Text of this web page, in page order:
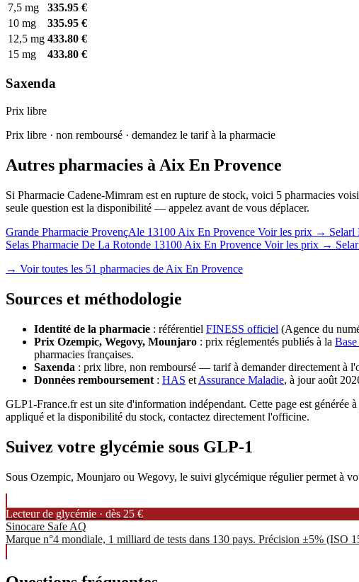
7,5 mg
335.95 €
10 mg
335.95 €
12,5 mg 433.80 €
15 mg
433.80 €
Saxenda
Prix libre
Prix libre · non remboursé · demandez le tarif à la pharmacie
Autres pharmacies à Aix En Provence
Si Pharmacie Cadene-Mimram est en rupture de stock, voici 5 pharmacies
seule question est la disponibilité — appelez avant de vous déplacer.
Grande Pharmacie ProvençAle 13100 Aix En Provence Voir les prix → Selarl
Selas Pharmacie De La Rotonde 13100 Aix En Provence Voir les prix →
→ Voir toutes les 51 pharmacies de Aix En Provence
Sources et méthodologie
Identité de la pharmacie : référentiel FINESS officiel (Agence du
Prix Ozempic, Wegovy, Mounjaro : prix réglementés publiés à la
pharmacies françaises.
Saxenda : prix libre, non remboursé — tarif à demander directement à
Données remboursement : HAS et Assurance Maladie, à jour août
GLP1-France.fr est un site d'information indépendant. Cette page est
appliqué et la disponibilité du stock, contactez directement l'officine.
Suivez votre glycémie sous GLP-1
Sous Ozempic, Mounjaro ou Wegovy, le suivi glycémique régulier permet à
Lecteur de glycémie · dès 25 €
Sinocare Safe AQ
Marque n°4 mondiale, 1 milliard de tests dans 130 pays. Précision ±5% (ISO